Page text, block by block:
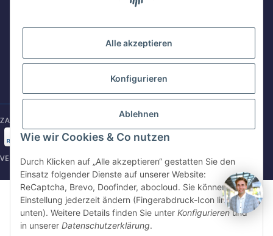
WhatsApp
+49 162 5669885
E-Mail schreiben
shop@intersince.de
Webseite besuchen
www.intersince-group.de
84508 Burgkirchen a.d.Alz
Mo-Fr: 8:30 - 17:00 Uhr
ZAHLUNGSARTEN
VERSANDARTEN
©2025 Intersince GmbH | powered by Intersince Group
* Alle Preise zzgl. MwSt., zzgl.Versand
** Unverbindliche Verkaufspreisempfehlung des Hersteller
Alle akzeptieren
Konfigurieren
Ablehnen
Wie wir Cookies & Co nutzen
Durch Klicken auf „Alle akzeptieren“ gestatten Sie den
Einsatz folgender Dienste auf unserer Website:
ReCaptcha, Brevo, Doofinder, abocloud. Sie können die
Einstellung jederzeit ändern (Fingerabdruck-Icon links
unten). Weitere Details finden Sie unter Konfigurierenund
in unserer Datenschutzerklärung.